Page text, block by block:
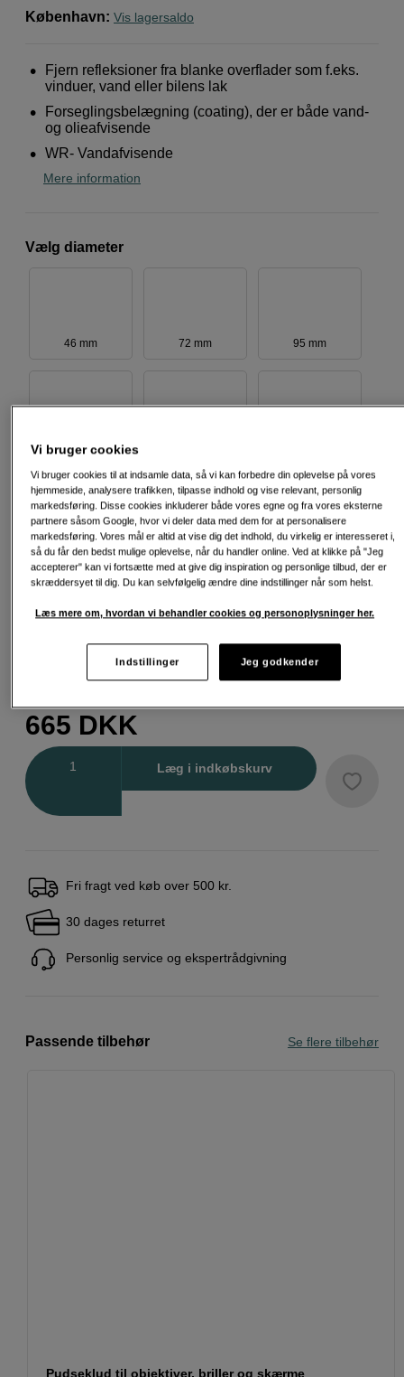
København: Vis lagersaldo
Fjern refleksioner fra blanke overflader som f.eks.
vinduer, vand eller bilens lak
Forseglingsbelægning (coating), der er både vand-
og olieafvisende
WR- Vandafvisende
Mere information
Vælg diameter
46 mm 72 mm 95 mm
82 mm
49 mm 55 mm 52 mm
665 DKK
Læg i indkøbskurv
Fri fragt ved køb over 500 kr.
30 dages returret
Personlig service og ekspertrådgivning
Passende tilbehør Se flere tilbehør
Pudseklud til objektiver, briller og skærme
Vi bruger cookies
Vi bruger cookies til at indsamle data, så vi kan forbedre din oplevelse på vores
hjemmeside, analysere trafikken, tilpasse indhold og vise relevant, personlig
markedsføring. Disse cookies inkluderer både vores egne og fra vores eksterne
partnere såsom Google, hvor vi deler data med dem for at personalisere
markedsføring. Vores mål er altid at vise dig det indhold, du virkelig er interesseret i,
så du får den bedst mulige oplevelse, når du handler online. Ved at klikke på "Jeg
accepterer" kan vi fortsætte med at give dig inspiration og personlige tilbud, der er
skræddersyet til dig. Du kan selvfølgelig ændre dine indstillinger når som helst.
Læs mere om, hvordan vi behandler cookies og personoplysninger her.
Indstillinger Jeg godkender